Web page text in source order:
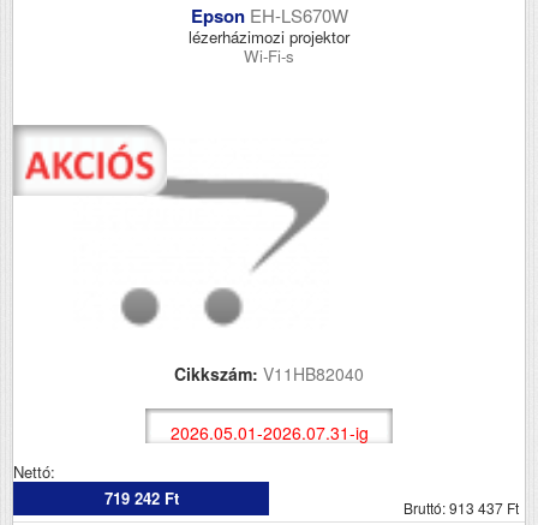
Epson EH-LS670W
lézerházimozi projektor
Wi-Fi-s
Cikkszám: V11HB82040
2026.05.01-2026.07.31-ig
Nettó:
719 242 Ft
Bruttó: 913 437 Ft